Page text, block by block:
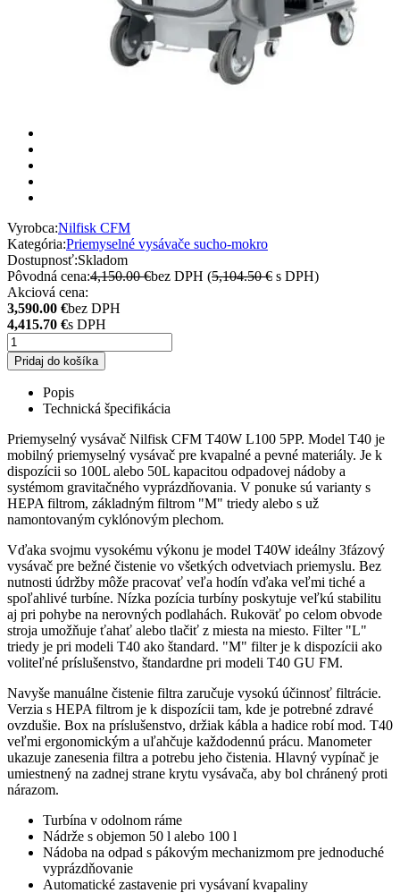
Vyrobca:Nilfisk CFM
Kategória:Priemyselné vysávače sucho-mokro
Dostupnosť:Skladom
Pôvodná cena:4,150.00 €bez DPH (5,104.50 € s DPH)
Akciová cena:
3,590.00 €bez DPH
4,415.70 €s DPH
Pridaj do košíka
Popis
Technická špecifikácia
Priemyselný vysávač Nilfisk CFM T40W L100 5PP. Model T40 je
mobilný priemyselný vysávač pre kvapalné a pevné materiály. Je k
dispozícii so 100L alebo 50L kapacitou odpadovej nádoby a
systémom gravitačného vyprázdňovania. V ponuke sú varianty s
HEPA filtrom, základným filtrom "M" triedy alebo s už
namontovaným cyklónovým plechom.
Vďaka svojmu vysokému výkonu je model T40W ideálny 3fázový
vysávač pre bežné čistenie vo všetkých odvetviach priemyslu. Bez
nutnosti údržby môže pracovať veľa hodín vďaka veľmi tiché a
spoľahlivé turbíne. Nízka pozícia turbíny poskytuje veľkú stabilitu
aj pri pohybe na nerovných podlahách. Rukoväť po celom obvode
stroja umožňuje ťahať alebo tlačiť z miesta na miesto. Filter "L"
triedy je pri modeli T40 ako štandard. "M" filter je k dispozícii ako
voliteľné príslušenstvo, štandardne pri modeli T40 GU FM.
Navyše manuálne čistenie filtra zaručuje vysokú účinnosť filtrácie.
Verzia s HEPA filtrom je k dispozícii tam, kde je potrebné zdravé
ovzdušie. Box na príslušenstvo, držiak kábla a hadice robí mod. T40
veľmi ergonomickým a uľahčuje každodennú prácu. Manometer
ukazuje zanesenia filtra a potrebu jeho čistenia. Hlavný vypínač je
umiestnený na zadnej strane krytu vysávača, aby bol chránený proti
nárazom.
Turbína v odolnom ráme
Nádrže s objemon 50 l alebo 100 l
Nádoba na odpad s pákovým mechanizmom pre jednoduché
vyprázdňovanie
Automatické zastavenie pri vysávaní kvapaliny